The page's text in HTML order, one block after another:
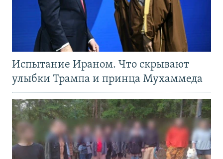
Испытание Ираном. Что скрывают
улыбки Трампа и принца Мухаммеда